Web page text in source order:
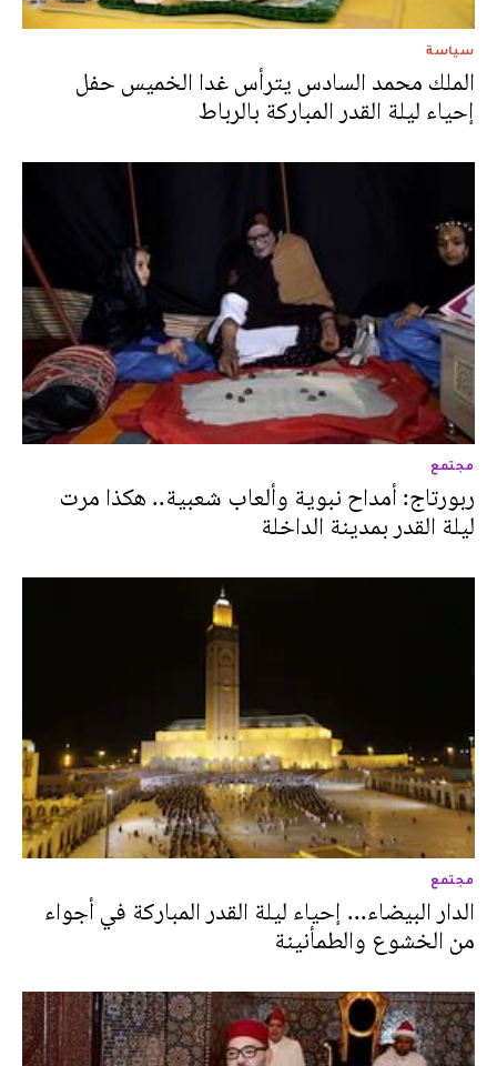
سياسة
الملك محمد السادس يترأس غدا الخميس حفل
إحياء ليلة القدر المباركة بالرباط
مجتمع
ربورتاج: أمداح نبوية وألعاب شعبية.. هكذا مرت
ليلة القدر بمدينة الداخلة
مجتمع
الدار البيضاء... إحياء ليلة القدر المباركة في أجواء
من الخشوع والطمأنينة